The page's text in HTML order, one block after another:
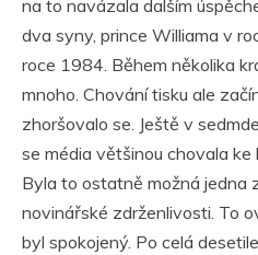
na to navázala dalším
dva syny, prince Williama v
roce 1984. Během několika
mnoho. Chování tisku ale
zhoršovalo se. Ještě v
se média většinou chovala ke
Byla to ostatně možná jedna
novinářské zdrženlivosti. To
byl spokojený. Po celá